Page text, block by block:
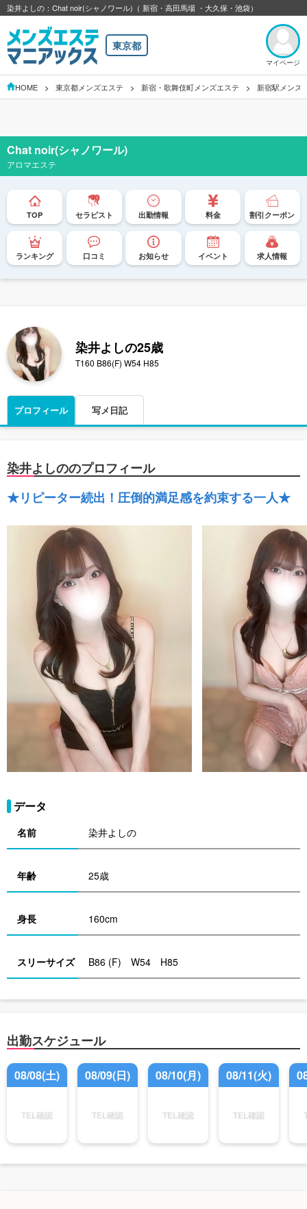
染井よしの：Chat noir(シャノワール)（ 新宿・高田馬場 ・大久保・池袋）
東京都
マイページ
HOME 東京都メンズエステ 新宿・歌舞伎町メンズエステ 新宿駅メンズ
Chat noir(シャノワール)
アロマエステ
TOP セラピスト 出勤情報 料金 割引クーポン
ランキング 口コミ お知らせ イベント 求人情報
染井よしの25歳
T160 B86(F) W54 H85
プロフィール 写メ日記
染井よしののプロフィール
★リピーター続出！圧倒的満足感を約束する一人★
データ
名前 染井よしの
年齢 25歳
身長 160cm
スリーサイズ B86 (F) W54 H85
出勤スケジュール
08/08(土)
TEL確認
08/09(日)
TEL確認
08/10(月)
TEL確認
08/11(火)
TEL確認